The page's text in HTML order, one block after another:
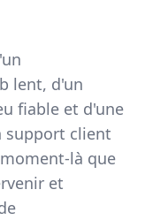
lent, d'un
fiable et d'une
support client
là que
et